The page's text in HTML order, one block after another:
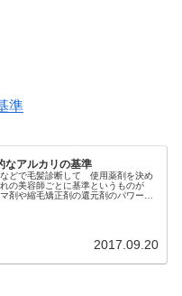
準
アルカリの基準
どで毛髪診断して 使用薬剤を決め
の美容師ごとに基準というものが
剤や縮毛矯正剤の還元剤のパワーっ
2017.09.20